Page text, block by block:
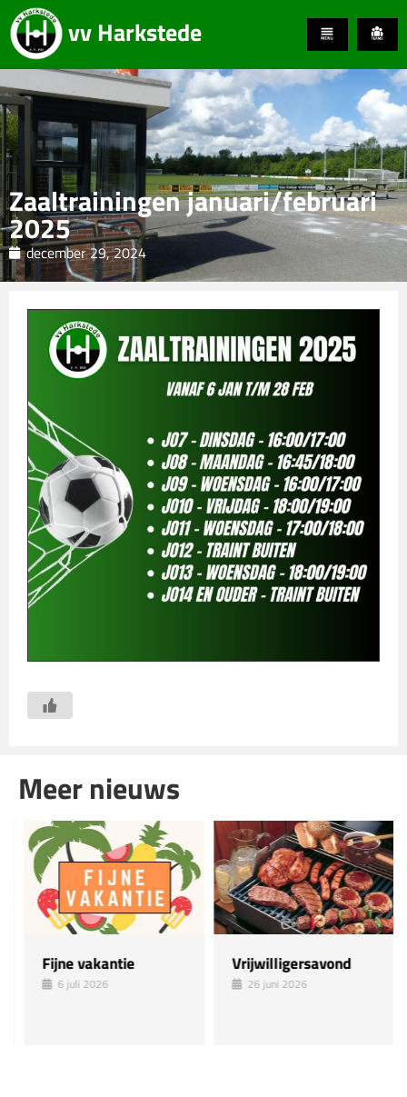
vv Harkstede
Zaaltrainingen januari/februari
2025
december 29, 2024
Meer nieuws
Fijne vakantie
6 juli 2026
Vrijwilligersavond
26 juni 2026